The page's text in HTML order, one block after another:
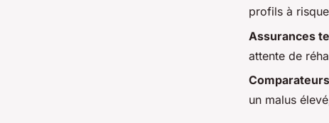
profils à
Assurances
attente de
un malus